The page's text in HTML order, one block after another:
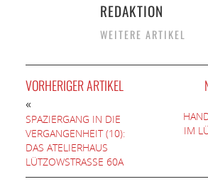
REDAKTION
WEITERE ARTIKEL
VORHERIGER ARTIKEL
«
SPAZIERGANG IN DIE
VERGANGENHEIT (10):
DAS ATELIERHAUS
LÜTZOWSTRASSE 60A
IM